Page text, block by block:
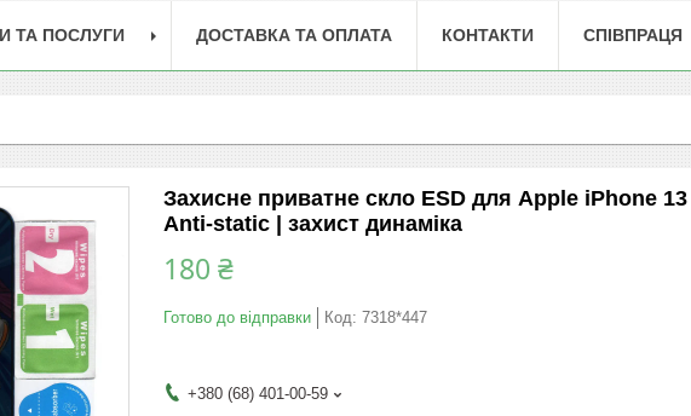
ТА ПОСЛУГИ ДОСТАВКА ТА ОПЛАТА КОНТАКТИ СПІВПРАЦЯ
Захисне приватне скло ESD для Apple iPhone
Anti-static | захист динаміка
180 ₴
Готово до відправки Код: 7318*447
+380 (68) 401-00-59